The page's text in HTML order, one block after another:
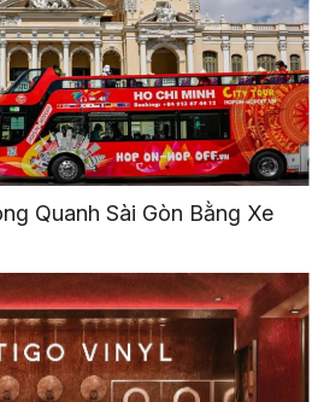
Quanh Sài Gòn Bằng Xe